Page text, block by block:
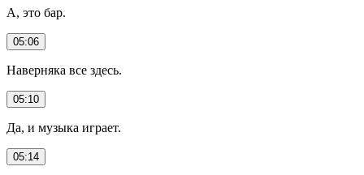
А, это бар.
05:06
Наверняка все здесь.
05:10
Да, и музыка играет.
05:14